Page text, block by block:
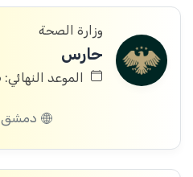
وزارة الصحة
حارس
الموعد النهائي: 27/07/2026
دمشق